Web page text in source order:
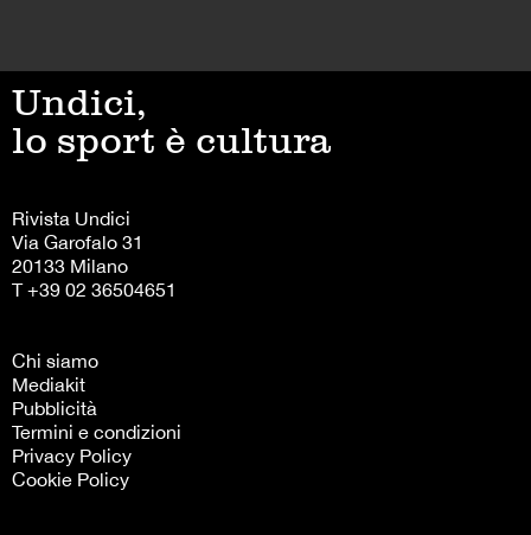
Undici,
lo sport è cultura
Rivista Undici
Via Garofalo 31
20133 Milano
T +39 02 36504651
Chi siamo
Mediakit
Pubblicità
Termini e condizioni
Privacy Policy
Cookie Policy